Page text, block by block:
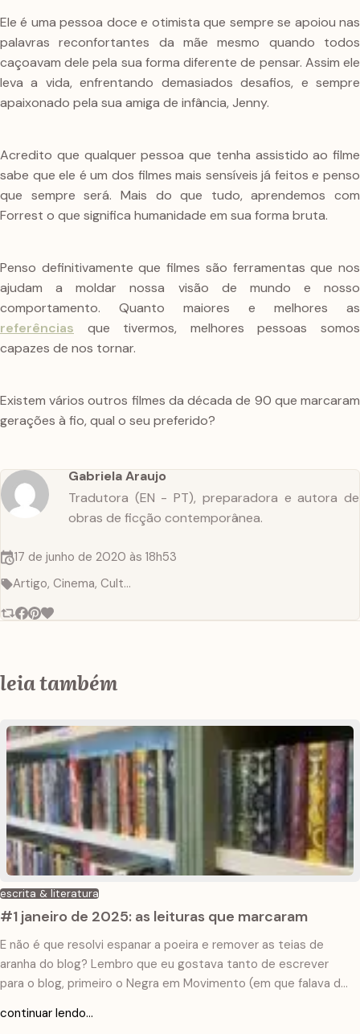
Ele é uma pessoa doce e otimista que sempre se apoiou nas
palavras reconfortantes da mãe mesmo quando todos
caçoavam dele pela sua forma diferente de pensar. Assim ele
leva a vida, enfrentando demasiados desafios, e sempre
apaixonado pela sua amiga de infância, Jenny.
Acredito que qualquer pessoa que tenha assistido ao filme
sabe que ele é um dos filmes mais sensíveis já feitos e penso
que sempre será. Mais do que tudo, aprendemos com
Forrest o que significa humanidade em sua forma bruta.
Penso definitivamente que filmes são ferramentas que nos
ajudam a moldar nossa visão de mundo e nosso
comportamento. Quanto maiores e melhores as
referências que tivermos, melhores pessoas somos
capazes de nos tornar.
Existem vários outros filmes da década de 90 que marcaram
gerações à fio, qual o seu preferido?
Gabriela Araujo
Tradutora (EN - PT), preparadora e autora de
obras de ficção contemporânea.
17 de junho de 2020 às 18h53
Artigo, Cinema, Cultura
leia também
escrita & literatura
#1 janeiro de 2025: as leituras que marcaram
E não é que resolvi espanar a poeira e remover as teias de
aranha do blog? Lembro que eu gostava tanto de escrever
para o blog, primeiro o Negra em Movimento (em que falava de
na faculdade), que não existe mais. Depois comecei a blogar
continuar lendo...